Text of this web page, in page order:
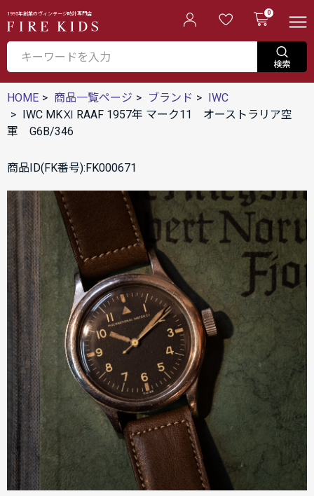
1995年創業のヴィンテージ時計専門店 0
HOME 商品一覧ページ ブランド
IWC
IWC MKⅪ RAAF 1957年 マーク11 オーストラリア空
軍 G6B/346
商品ID(FK番号):FK000671